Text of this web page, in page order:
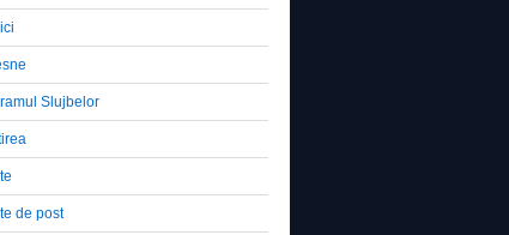
Slujbelor
de post